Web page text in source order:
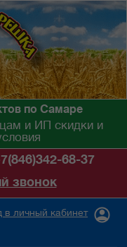
по Самаре
и ИП скидки и
68-37
звонок
в личный кабинет